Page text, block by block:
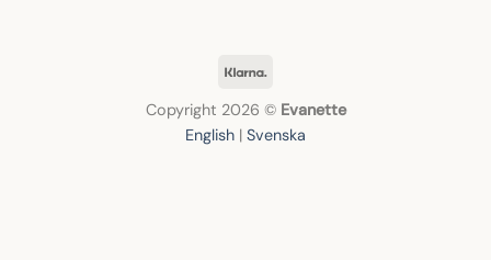
Copyright 2026 © Evanette
English | Svenska